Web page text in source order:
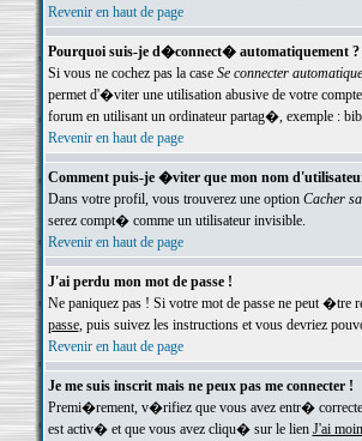
Revenir en haut de page
Pourquoi suis-je d�connect� automatiquement ?
Si vous ne cochez pas la case Se connecter
permet d'�viter une utilisation abusive de votre
forum en utilisant un ordinateur partag�, exemple :
Revenir en haut de page
Comment puis-je �viter que mon nom
Dans votre profil, vous trouverez une option Cacher
serez compt� comme un utilisateur invisible.
Revenir en haut de page
J'ai perdu mon mot de passe !
Ne paniquez pas ! Si votre mot de passe ne peut
passe, puis suivez les instructions et vous devriez
Revenir en haut de page
Je me suis inscrit mais ne peux pas me connecter !
Premi�rement, v�rifiez que vous avez entr�
est activ� et que vous avez cliqu� sur le lien J'ai